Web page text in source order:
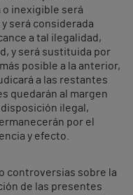
o inexigible será
será considerada
a tal ilegalidad,
y será sustituida por
posible a la anterior,
a las restantes
quedarán al margen
ilegal,
por el
y efecto.
controversias sobre la
de las presentes